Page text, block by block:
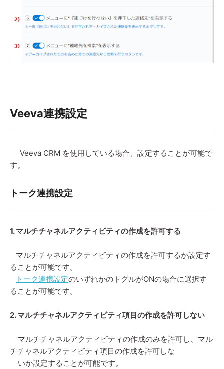
Veeva連携設定
Veeva CRM を使用している場合、設定することが可能で
す。
トーク連携設定
1. マルチチャネルアクティビティの作成を許可する
マルチチャネルアクティビティの作成を許可するか設定す
ることが可能です。
トーク連携設定のいずれかのトグルがONの場合に選択す
ることが可能です。
2. マルチチャネルアクティビティ項目の作成を許可しない
マルチチャネルアクティビティの作成のみを許可し、 マル
チチャネルアクティビティ項目の作成を許可しな
いか設定することが可能です。